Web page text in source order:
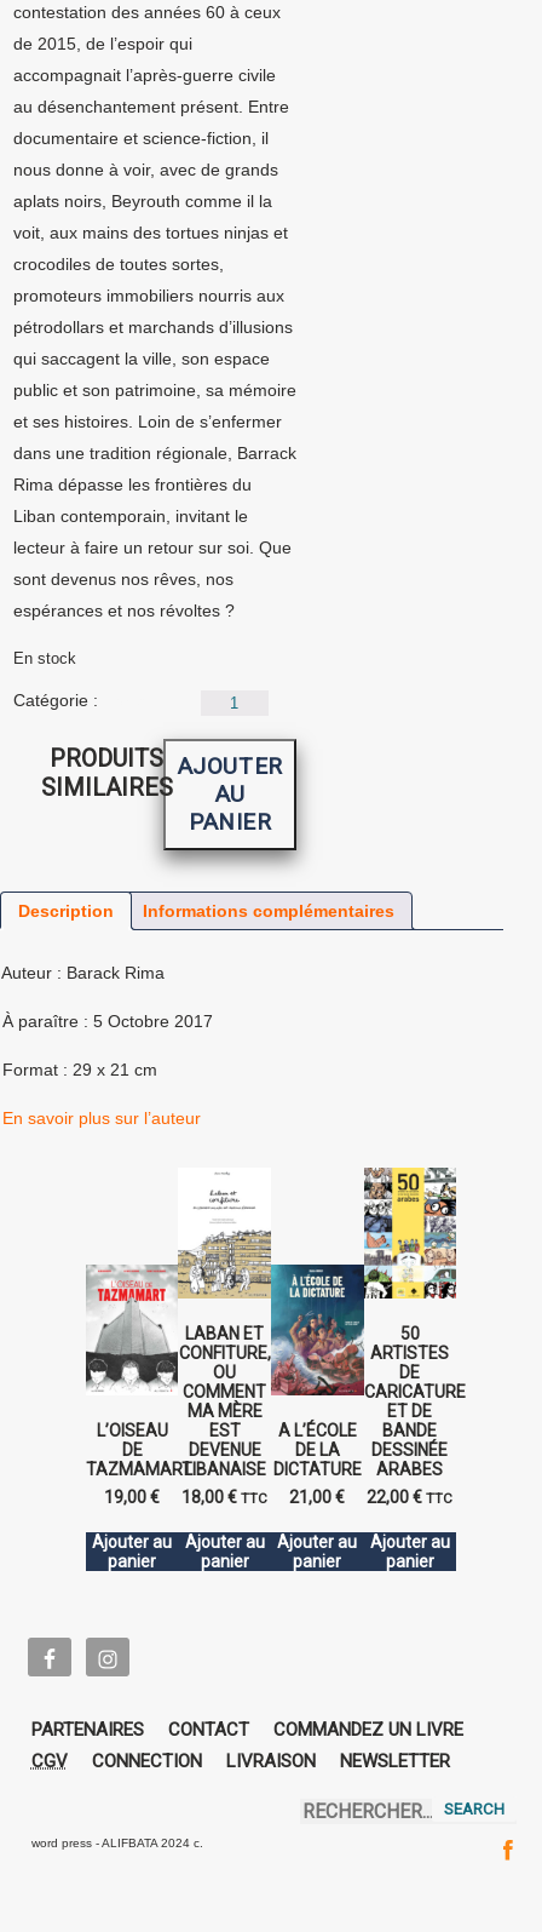
contestation des années 60 à ceux
de 2015, de l’espoir qui
accompagnait l’après-guerre civile
au désenchantement présent. Entre
documentaire et science-fiction, il
nous donne à voir, avec de grands
aplats noirs, Beyrouth comme il la
voit, aux mains des tortues ninjas et
crocodiles de toutes sortes,
promoteurs immobiliers nourris aux
pétrodollars et marchands d’illusions
qui saccagent la ville, son espace
public et son patrimoine, sa mémoire
et ses histoires. Loin de s’enfermer
dans une tradition régionale, Barrack
Rima dépasse les frontières du
Liban contemporain, invitant le
lecteur à faire un retour sur soi. Que
sont devenus nos rêves, nos
espérances et nos révoltes ?
En stock
quantité
Beyrouth,
La
trilogie
AJOUTER
AU
PANIER
Catégorie :
Description Informations complémentaires
Auteur : Barack Rima
À paraître : 5 Octobre 2017
Format : 29 x 21 cm
En savoir plus sur l’auteur
PRODUITS
SIMILAIRES
L’OISEAU
DE
TAZMAMART
19,00€
Ajouter au
panier
LABAN ET
CONFITURE,
OU
COMMENT
MA MÈRE
EST
DEVENUE
LIBANAISE
18,00€ TTC
Ajouter au
panier
A L’ÉCOLE
DE LA
DICTATURE
21,00€
Ajouter au
panier
50
ARTISTES
DE
CARICATURE
ET DE
BANDE
DESSINÉE
ARABES
22,00€ TTC
Ajouter au
panier
PARTENAIRES CONTACT
COMMANDEZ UN LIVRE
CGV
CONNECTION LIVRAISON NEWSLETTER
word press - ALIFBATA 2024 c.